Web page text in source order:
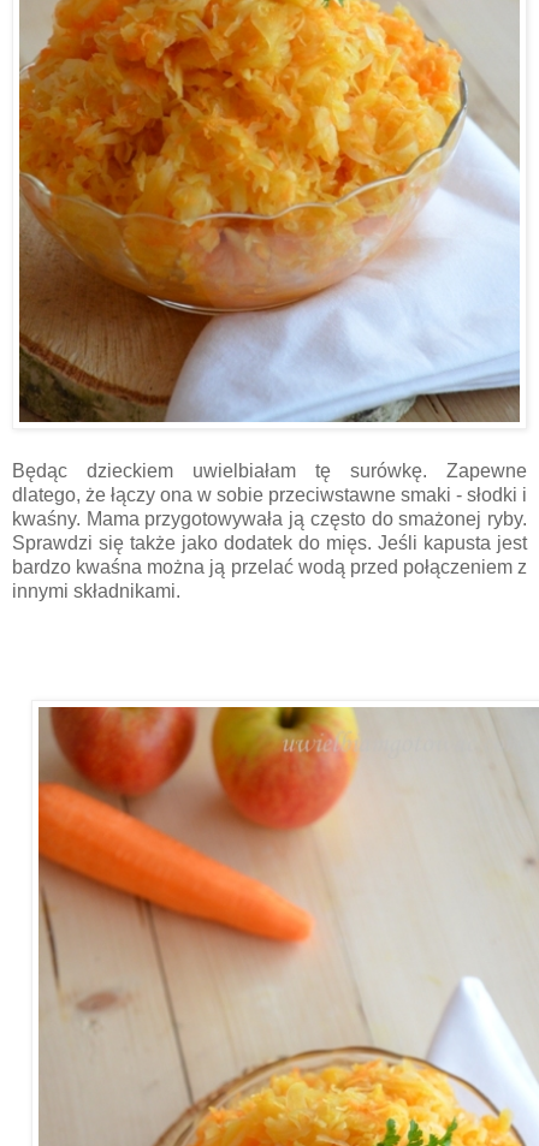
Będąc dzieckiem uwielbiałam tę surówkę. Zapewne
dlatego, że łączy ona w sobie przeciwstawne smaki - słodki i
kwaśny. Mama przygotowywała ją często do smażonej ryby.
Sprawdzi się także jako dodatek do mięs. Jeśli kapusta jest
bardzo kwaśna można ją przelać wodą przed połączeniem z
innymi składnikami.